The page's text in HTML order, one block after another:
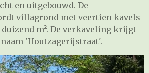
en uitgebouwd. De
villagrond met veertien kavels
m². De verkaveling krijgt
'Houtzagerijstraat'.